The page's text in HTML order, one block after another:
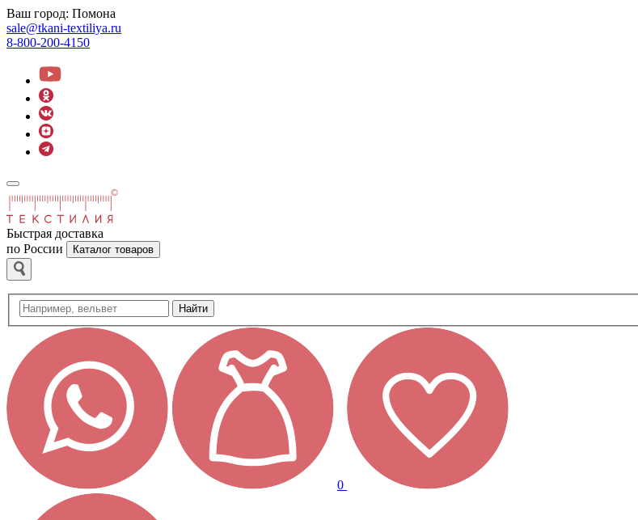
Ваш город: Помона
sale@tkani-textiliya.ru
8-800-200-4150
Быстрая доставка
по России
Каталог товаров
Найти
0